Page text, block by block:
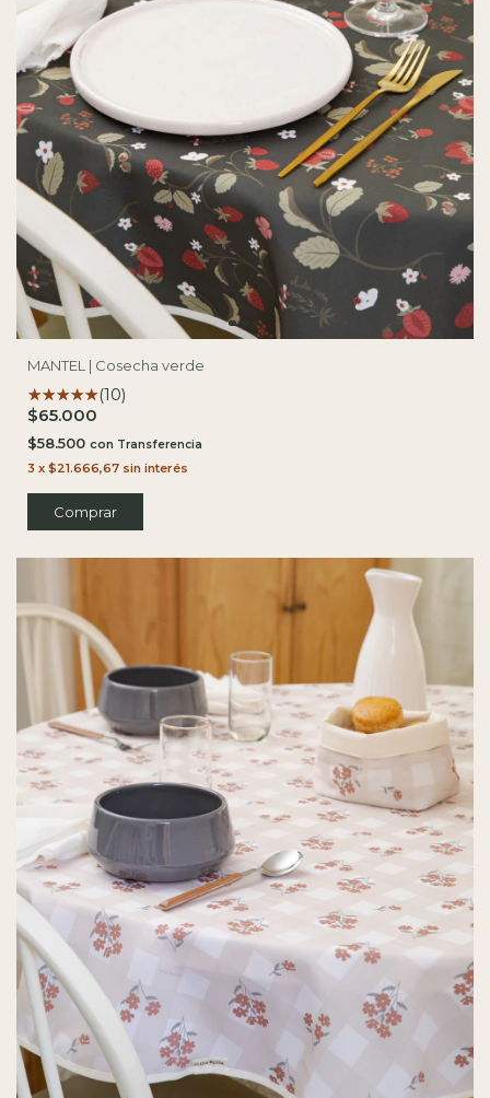
MANTEL | Cosecha verde
(10)
$65.000
$58.500 con
3 x $21.666,67 sin interés
Comprar